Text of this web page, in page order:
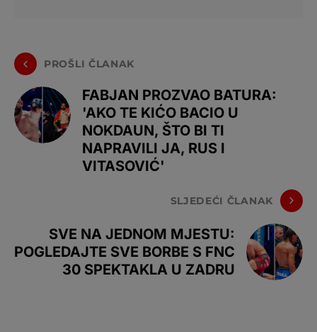
PROŠLI ČLANAK
FABJAN PROZVAO BATURA:
'AKO TE KIĆO BACIO U
NOKDAUN, ŠTO BI TI
NAPRAVILI JA, RUS I
VITASOVIĆ'
SLJEDEĆI ČLANAK
SVE NA JEDNOM MJESTU:
POGLEDAJTE SVE BORBE S FNC
30 SPEKTAKLA U ZADRU